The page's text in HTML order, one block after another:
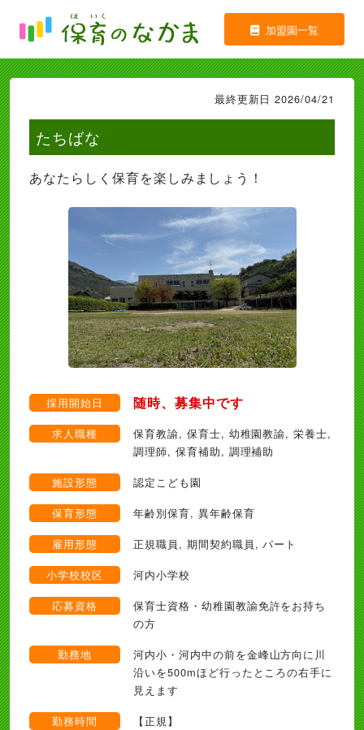
加盟園一覧
最終更新日 2026/04/21
たちばな
あなたらしく保育を楽しみましょう！
採用開始日 随時、募集中です
求人職種
保育教諭, 保育士, 幼稚園教諭, 栄養士,
調理師, 保育補助, 調理補助
施設形態
認定こども園
保育形態
年齢別保育, 異年齢保育
雇用形態
正規職員, 期間契約職員, パート
小学校校区
河内小学校
応募資格
保育士資格・幼稚園教諭免許をお持ち
の方
勤務地
河内小・河内中の前を金峰山方向に川
沿いを500mほど行ったところの右手に
見えます
勤務時間
【正規】